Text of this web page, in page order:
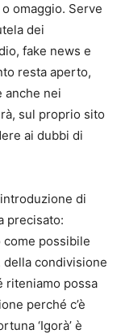
omaggio. Serve
dei
fake news e
resta aperto,
anche nei
sul proprio sito
ai dubbi di
di
precisato:
possibile
condivisione
riteniamo possa
perché c’è
‘Igorà’ è